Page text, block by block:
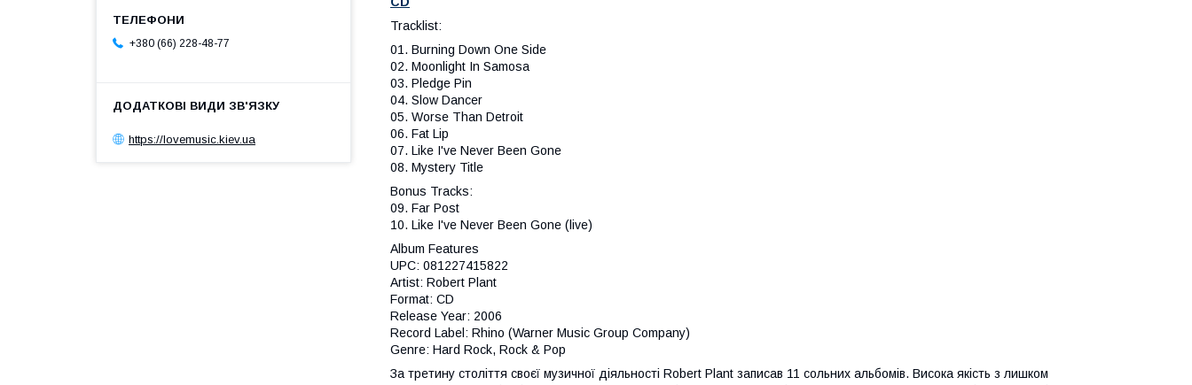
Tracklist:
01. Burning Down One Side
02. Moonlight In Samosa
03. Pledge Pin
04. Slow Dancer
05. Worse Than Detroit
06. Fat Lip
07. Like I've Never Been Gone
08. Mystery Title
Bonus Tracks:
09. Far Post
10. Like I've Never Been Gone (live)
Album Features
UPC: 081227415822
Artist: Robert Plant
Format: CD
Release Year: 2006
Record Label: Rhino (Warner Music Group Company)
Genre: Hard Rock, Rock & Pop
За третину століття своєї музичної діяльності Robert Plant записав 11 сольних альбомів. Висока якість з лишком
+380 (66) 228-48-77
https://lovemusic.kiev.ua